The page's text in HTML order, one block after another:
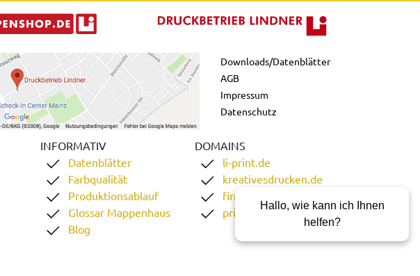
Downloads/Datenblätter
AGB
Impressum
Datenschutz
INFORMATIV
Datenblätter
Farbqualität
Produktionsablauf
Glossar Mappenhaus
Blog
DOMAINS
li-print.de
kreativesdrucken.de
firmenordner.de
printgoweb.deHallo, wie kann ich Ihnen
helfen?